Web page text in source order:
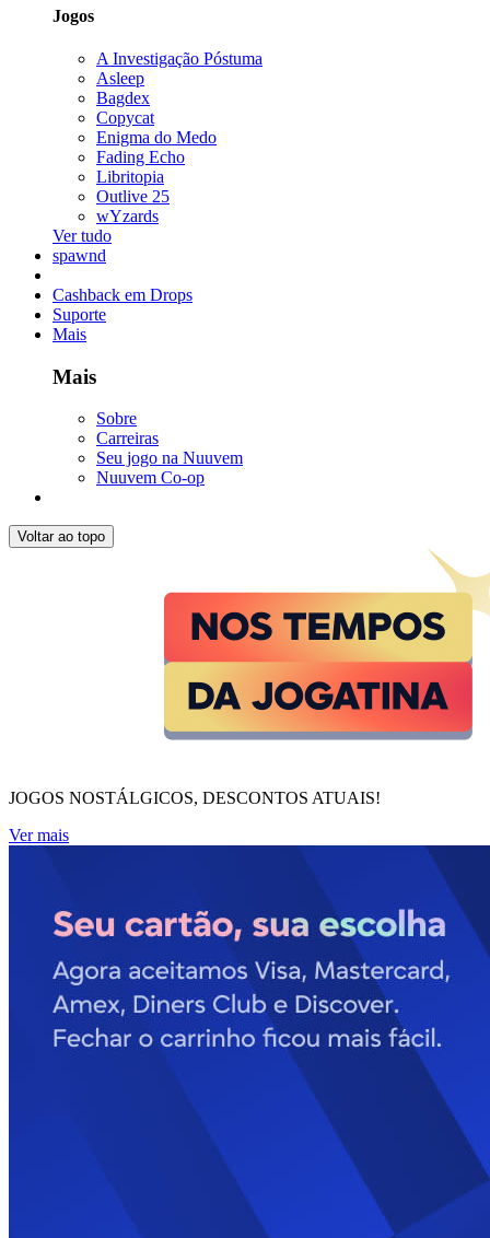
Jogos
A Investigação Póstuma
Asleep
Bagdex
Copycat
Enigma do Medo
Fading Echo
Libritopia
Outlive 25
wYzards
Ver tudo
spawnd
Cashback em Drops
Suporte
Mais
Mais
Sobre
Carreiras
Seu jogo na Nuuvem
Nuuvem Co-op
Voltar ao topo
JOGOS NOSTÁLGICOS, DESCONTOS ATUAIS!
Ver mais